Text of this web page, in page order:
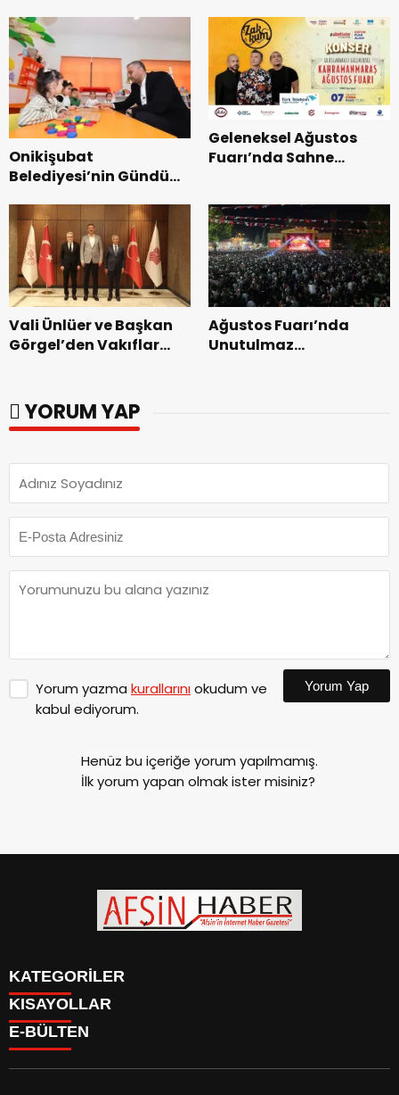
Onikişubat
Belediyesi’nin Gündüz
dönemin ön kayıtları
başladı.
Geleneksel Ağustos
Fuarı’nda Sahne
Vali Ünlüer ve Başkan
Görgel’den Vakıflar
Ağustos Fuarı’nda
Unutulmaz
YORUM YAP
Yorum yazma kurallarınıokudum ve
kabul ediyorum.
Yorum Yap
Henüz bu içeriğe yorum yapılmamış.
İlk yorum yapan olmak ister misiniz?
KATEGORİLER
SİYASET
EĞİTİM
KISAYOLLAR
SİYASET
EĞİTİM
E-BÜLTEN